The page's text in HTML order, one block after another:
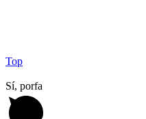
Top
Sí, porfa